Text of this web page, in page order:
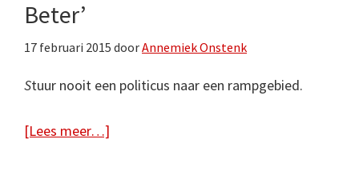
Beter’
17 februari 2015 doorAnnemiek Onstenk
Stuur nooit een politicus naar een rampgebied.
[Lees meer…]